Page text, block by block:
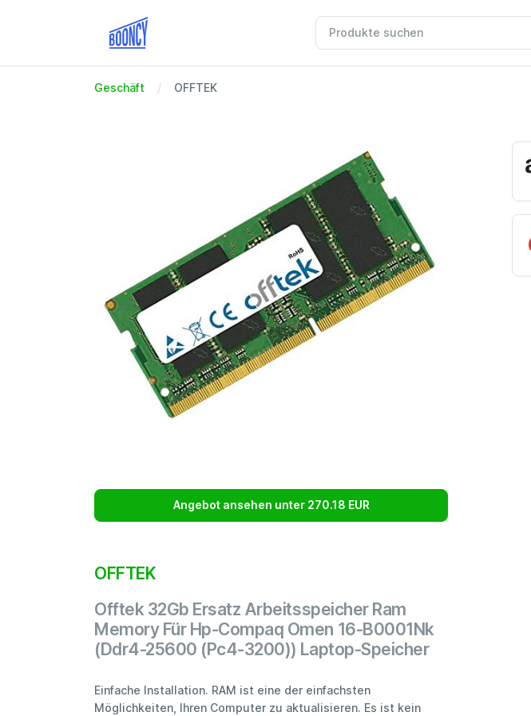
Geschäft OFFTEK
Angebot ansehen unter 270.18 EUR
OFFTEK
Offtek 32Gb Ersatz Arbeitsspeicher Ram
Memory Für Hp-Compaq Omen 16-B0001Nk
(Ddr4-25600 (Pc4-3200)) Laptop-Speicher
Einfache Installation. RAM ist eine der einfachsten
Möglichkeiten, Ihren Computer zu aktualisieren. Es ist kein